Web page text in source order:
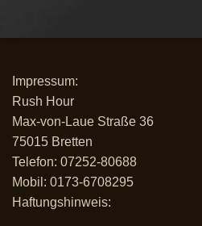
Impressum:
Rush Hour
Max-von-Laue Straße 36
75015 Bretten
Telefon: 07252-80688
Mobil: 0173-6708295
Haftungshinweis: